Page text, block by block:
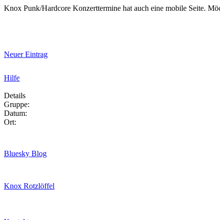
Knox Punk/Hardcore Konzerttermine hat auch eine mobile Seite.
Neuer Eintrag
Hilfe
Details
Gruppe:
Datum:
Ort:
Bluesky Blog
Knox Rotzlöffel